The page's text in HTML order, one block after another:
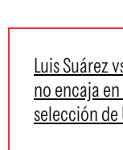
Luis Suárez
no encaja
selección de